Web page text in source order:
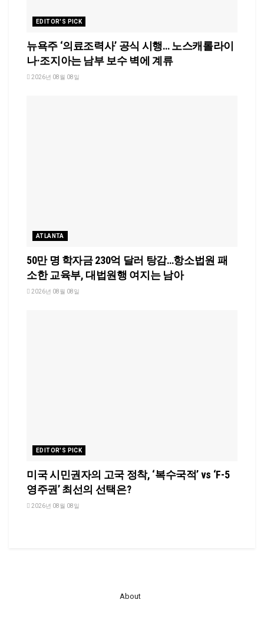
EDITOR'S PICK
뉴욕주 ‘의료조력사’ 공식 시행… 노스캐롤라이
나·조지아는 남부 보수 벽에 계류
2026년 08월 08일
ATLANTA
50만 명 학자금 230억 달러 탕감…항소법원 패
소한 교육부, 대법원행 여지는 남아
2026년 08월 08일
EDITOR'S PICK
미국 시민권자의 고국 정착, ‘복수국적’ vs ‘F-5
영주권’ 최선의 선택은?
2026년 08월 08일
About